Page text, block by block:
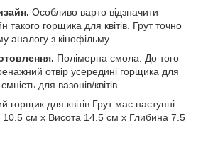
Особливо варто відзначити
такого горщика для квітів. Грут точно
аналогу з кінофільму.
Полімерна смола. До того
отвір усередині горщика для
для вазонів/квітів.
горщик для квітів Грут має наступні
10.5 см х Висота 14.5 см х Глибина 7.5